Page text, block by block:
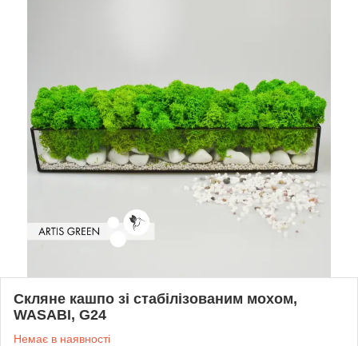
Скляне кашпо зі стабілізованим мохом,
WASABI, G24
Немає в наявності